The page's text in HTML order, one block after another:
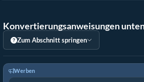
Konvertierungsanweisungen
Zum Abschnitt springen
Werben